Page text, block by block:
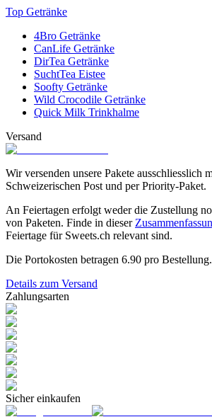
Top Getränke
4Bro Getränke
CanLife Getränke
DirTea Getränke
SuchtTea Eistee
Soofty Getränke
Wild Crocodile Getränke
Quick Milk Trinkhalme
Versand
Wir versenden unsere Pakete ausschliesslich
Schweizerischen Post und per Priority-Paket.
An Feiertagen erfolgt weder die Zustellung
von Paketen. Finde in dieser
Feiertage für Sweets.ch relevant sind.
Die Portokosten betragen 6.90 pro Bestellung.
Details zum Versand
Zahlungsarten
Sicher einkaufen